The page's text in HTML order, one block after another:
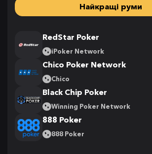
Найкращі руми
RedStar Poker
iPoker Network
Chico Poker Network
Chico
Black Chip Poker
Winning Poker Network
888 Poker
888 Poker